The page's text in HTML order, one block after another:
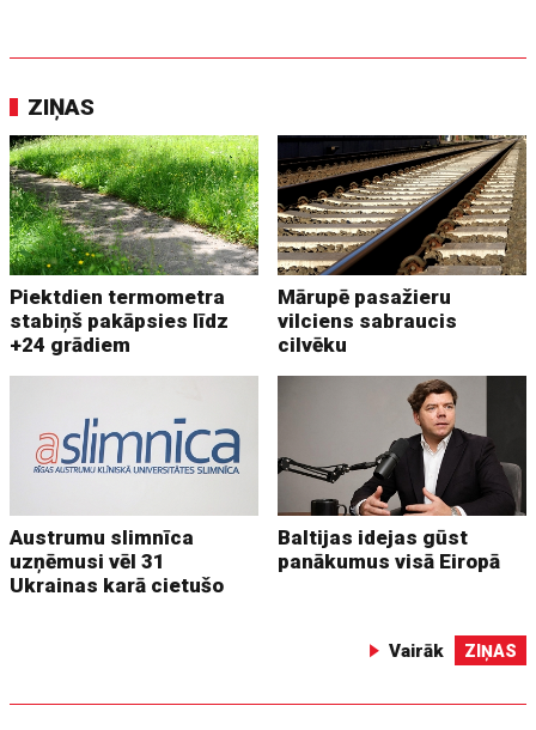
ZIŅAS
Piektdien termometra
stabiņš pakāpsies līdz
+24 grādiem
Mārupē pasažieru
vilciens sabraucis
cilvēku
Austrumu slimnīca
uzņēmusi vēl 31
Ukrainas karā cietušo
Baltijas idejas gūst
panākumus visā Eiropā
Vairāk ZIŅAS